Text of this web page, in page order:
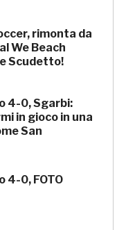
rimonta da
We Beach
Scudetto!
4-0, Sgarbi:
in gioco in una
San
4-0, FOTO